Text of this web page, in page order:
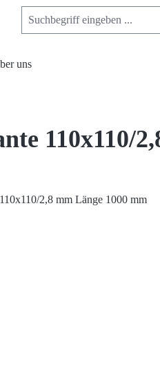
uns
110x110/